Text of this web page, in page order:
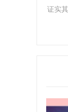
证实